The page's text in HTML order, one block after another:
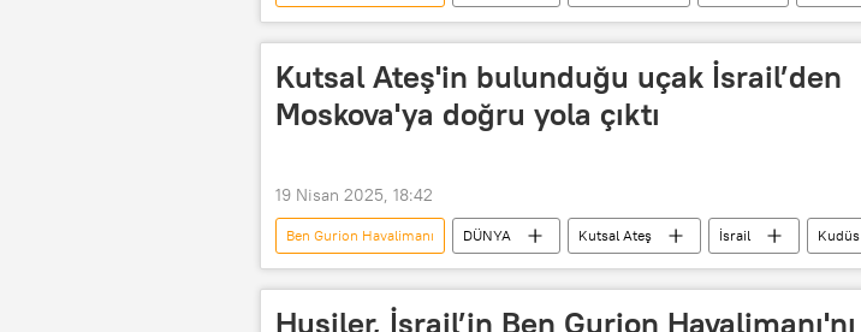
Saldırı
Bombalı saldırı Saldırı girişimi Havalimanı
Kutsal Ateş'in bulunduğu uçak İsrail’den
Moskova'ya doğru yola çıktı
19 Nisan 2025, 18:42
Ben Gurion Havalimanı DÜNYA Kutsal Ateş İsrail
Kudüs
Kutsal Kabir Kilisesi
Rusya Belgorod
Kurtarıcı İsa Katedrali
Husiler, İsrail’in Ben Gurion Havalimanı'nı